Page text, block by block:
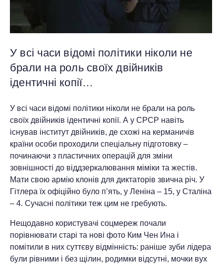
У всі часи відомі політики ніколи не
брали на роль своїх двійників
ідентичні копії…
У всі часи відомі політики ніколи не брали на роль
своїх двійників ідентичні копії. А у СРСР навіть
існував інститут двійників, де схожі на керманичів
країни особи проходили спеціальну підготовку –
починаючи з пластичних операцій для зміни
зовнішності до віддзеркалювання міміки та жестів.
Мати свою армію клонів для диктаторів звична річ. У
Гітлера їх офіційно було п’ять, у Леніна – 15, у Сталіна
– 4. Сучасні політики теж цим не гребують.
Нещодавно користувачі соцмереж почали
порівнювати старі та нові фото Ким Чен Ина і
помітили в них суттєву відмінність: раніше зуби лідера
були рівними і без щілин, родимки відсутні, мочки вух